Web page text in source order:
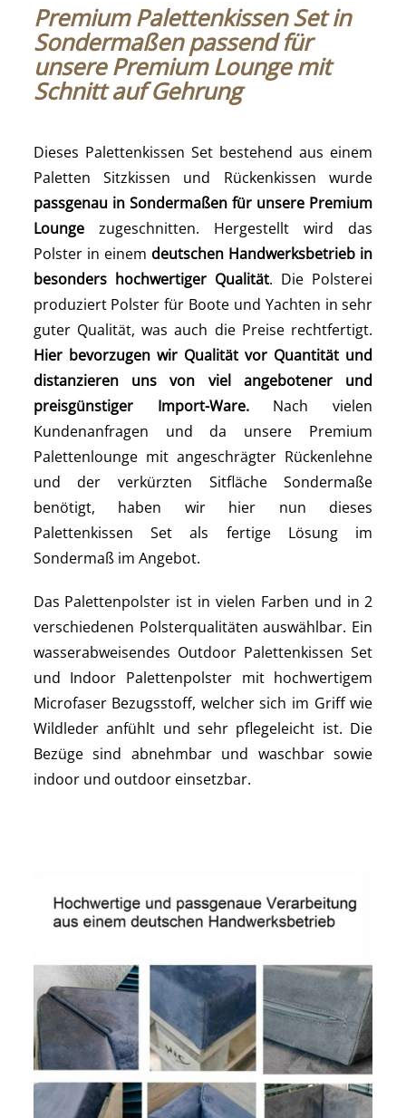
Premium Palettenkissen Set in
Sondermaßen passend für
unsere Premium Lounge mit
Schnitt auf Gehrung
Dieses Palettenkissen Set bestehend aus einem
Paletten Sitzkissen und Rückenkissen wurde
passgenau in Sondermaßen für unsere Premium
Loungezugeschnitten. Hergestellt wird das
Polster in einem deutschen Handwerksbetrieb in
besonders hochwertiger Qualität. Die Polsterei
produziert Polster für Boote und Yachten in sehr
guter Qualität, was auch die Preise rechtfertigt.
Hier bevorzugen wir Qualität vor Quantität und
distanzieren uns von viel angebotener und
preisgünstiger Import-Ware.Nach vielen
Kundenanfragen und da unsere Premium
Palettenlounge mit angeschrägter Rückenlehne
und der verkürzten Sitfläche Sondermaße
benötigt, haben wir hier nun dieses
Palettenkissen Set als fertige Lösung im
Sondermaß im Angebot.
Das Palettenpolster ist in vielen Farben und in 2
verschiedenen Polsterqualitäten auswählbar. Ein
wasserabweisendes Outdoor Palettenkissen Set
und Indoor Palettenpolster mit hochwertigem
Microfaser Bezugsstoff, welcher sich im Griff wie
Wildleder anfühlt und sehr pflegeleicht ist. Die
Bezüge sind abnehmbar und waschbar sowie
indoor und outdoor einsetzbar.